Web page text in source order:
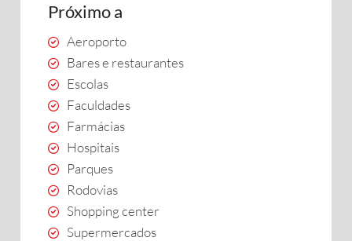
Próximo a
Aeroporto
Bares e restaurantes
Escolas
Faculdades
Farmácias
Hospitais
Parques
Rodovias
Shopping center
Supermercados